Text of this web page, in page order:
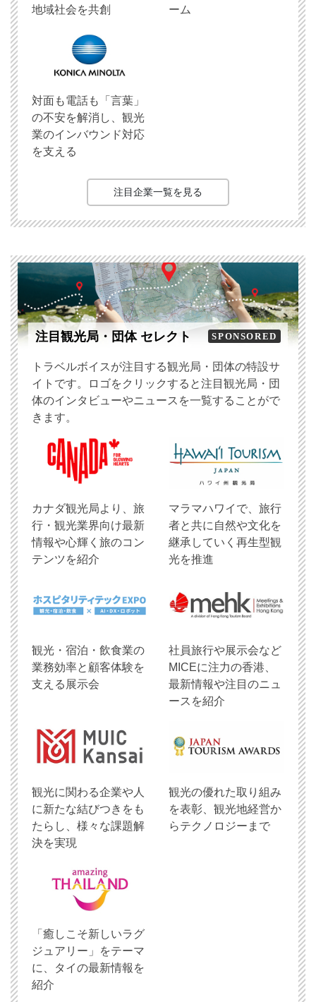
地域社会を共創
ーム
対面も電話も「言葉」
の不安を解消し、観光
業のインバウンド対応
を支える
注目企業一覧を見る
注目観光局・団体 セレクト SPONSORED
トラベルボイスが注目する観光局・団体の特設サ
イトです。ロゴをクリックすると注目観光局・団
体のインタビューやニュースを一覧することがで
きます。
​カナダ観光局より、旅
行・観光業界向け最新
情報や心輝く旅のコン
テンツを紹介
マラマハワイで、旅行
者と共に自然や文化を
継承していく再生型観
光を推進
観光・宿泊・飲食業の
業務効率と顧客体験を
支える展示会
社員旅行や展示会など
MICEに注力の香港、
最新情報や注目のニュ
ースを紹介
観光に関わる企業や人
に新たな結びつきをも
たらし、様々な課題解
決を実現
観光の優れた取り組み
を表彰、観光地経営か
らテクノロジーまで
「癒しこそ新しいラグ
ジュアリー」をテーマ
に、タイの最新情報を
紹介